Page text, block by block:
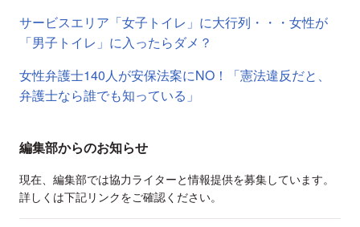
サービスエリア「女子トイレ」に大行列・・・女性が
「男子トイレ」に入ったらダメ？
女性弁護士140人が安保法案にNO！「憲法違反だと、
弁護士なら誰でも知っている」
編集部からのお知らせ
現在、編集部では協力ライターと情報提供を募集しています。
詳しくは下記リンクをご確認ください。